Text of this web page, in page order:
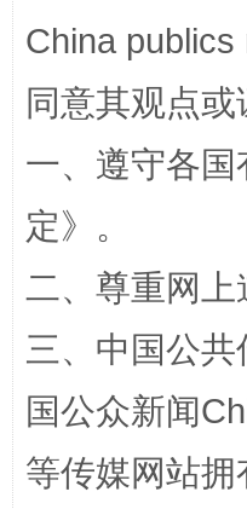
阿坝州三大球赛在
China
同意其观点
一、遵守各
定》。
二、尊重网
三、中国公
国公众新闻
等传媒网站